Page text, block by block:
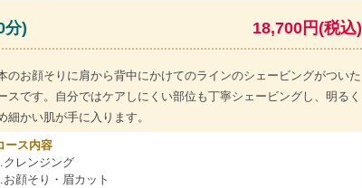
分) 18,700円(税込)
のお顔そりに肩から背中にかけてのラインのシェービングがついた
スです。自分ではケアしにくい部位も丁寧シェービングし、明るく
細かい肌が手に入ります。
ース内容
クレンジング
お顔そり・眉カット